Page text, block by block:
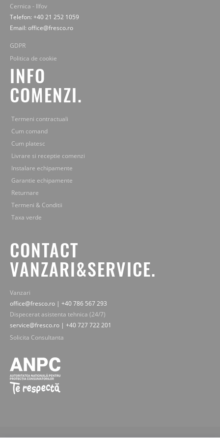
Cernica - Ilfov
Telefon: +40 21 252 1059
Email: office@fresco.ro
GDPR
Politica de cookie
INFO
COMENZI.
Termeni contractuali
Cum comand
Cum platesc
Livrare si receptie comenzi
Instalare echipamente
Garantie echipamente
Returnare
Termeni & Conditii
Taxa verde
CONTACT
VANZARI&SERVICE.
Vanzari
office@fresco.ro | +40 786 567 293
Dispecerat asistenta tehnica (24/7)
service@fresco.ro | +40 727 722 201
Solicita Consultanta